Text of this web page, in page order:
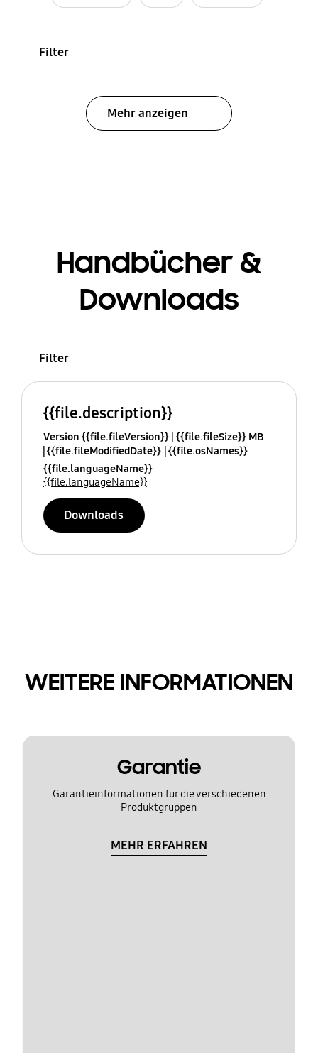
Filter
Mehr anzeigen
Handbücher &
Downloads
Filter
{{file.description}}
Version {{file.fileVersion}} {{file.fileSize}} MB
{{file.fileModifiedDate}} {{file.osNames}}
{{file.languageName}}
{{file.languageName}}
Downloads
WEITERE INFORMATIONEN
Garantie
Garantieinformationen für die verschiedenen
Produktgruppen
MEHR ERFAHREN